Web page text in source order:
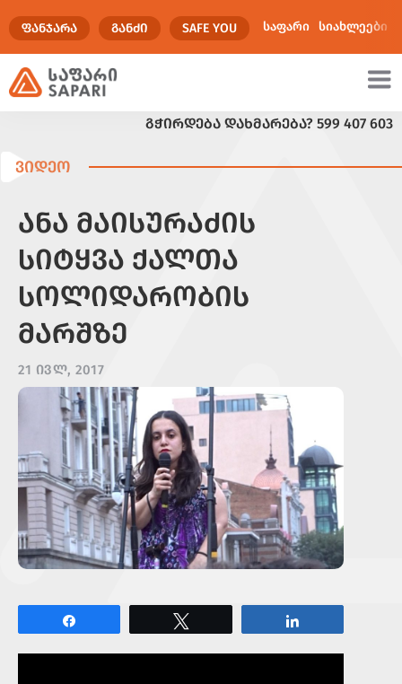
ᲤᲐᲜᲯᲐᲠᲐ ᲒᲐᲜᲫᲘ SAFE YOU საფარი სიახლეები
ᲒᲭᲘᲠᲓᲔᲑᲐ ᲓᲐᲮᲛᲐᲠᲔᲑᲐ? 599 407 603
ᲕᲘᲓᲔᲝ
ᲐᲜᲐ ᲛᲐᲘᲡᲣᲠᲐᲫᲘᲡ
ᲡᲘᲢᲧᲕᲐ ᲥᲐᲚᲗᲐ
ᲡᲝᲚᲘᲓᲐᲠᲝᲑᲘᲡ
ᲛᲐᲠᲨᲖᲔ
21 ᲘᲕᲚ, 2017